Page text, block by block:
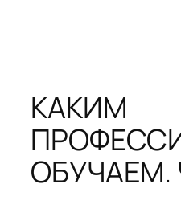
КАКИМ
ОБУЧАЕМ.